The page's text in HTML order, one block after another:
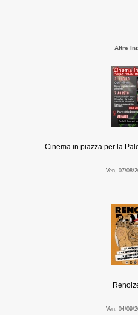
Altre
Cinema in piazza per la
Ven, 07/08/
Ven, 04/09/